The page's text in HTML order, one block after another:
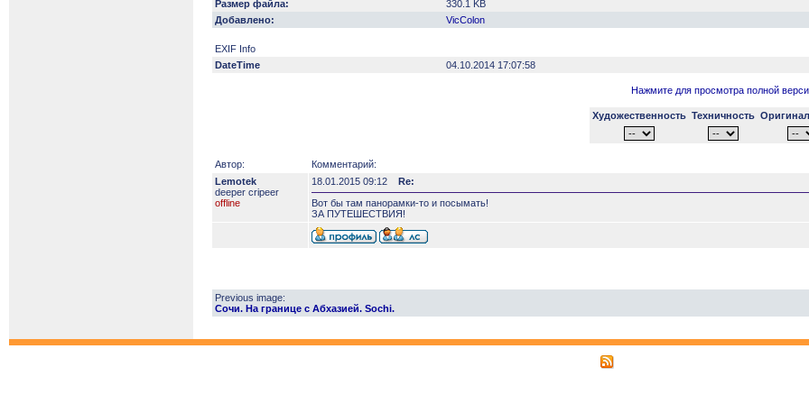
Размер файла:
330.1 KB
Добавлено:
VicColon
EXIF Info
DateTime
04.10.2014 17:07:58
Нажмите для просмотра полной
Художественность Техничность
Автор:
Комментарий:
Lemotek
deeper сripeer
offline
18.01.2015 09:12
Re:
Вот бы там панорамки-то и посымать!
ЗА ПУТЕШЕСТВИЯ!
Previous image:
Сочи. На границе с Абхазией. Sochi.